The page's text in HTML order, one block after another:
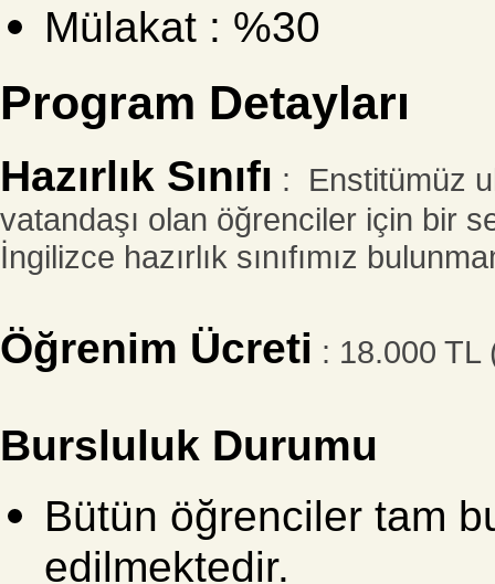
Mülakat : %30
Program Detayları
Hazırlık Sınıfı : Enstitümüz
vatandaşı olan öğrenciler için bir
İngilizce hazırlık sınıfımız
Öğrenim Ücreti : 18.000 TL
Bursluluk Durumu
Bütün öğrenciler tam
edilmektedir.